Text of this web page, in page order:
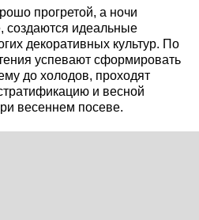
прогретой, а ночи
создаются идеальные
декоративных культур. По
успевают сформировать
до холодов, проходят
и весной
весеннем посеве.